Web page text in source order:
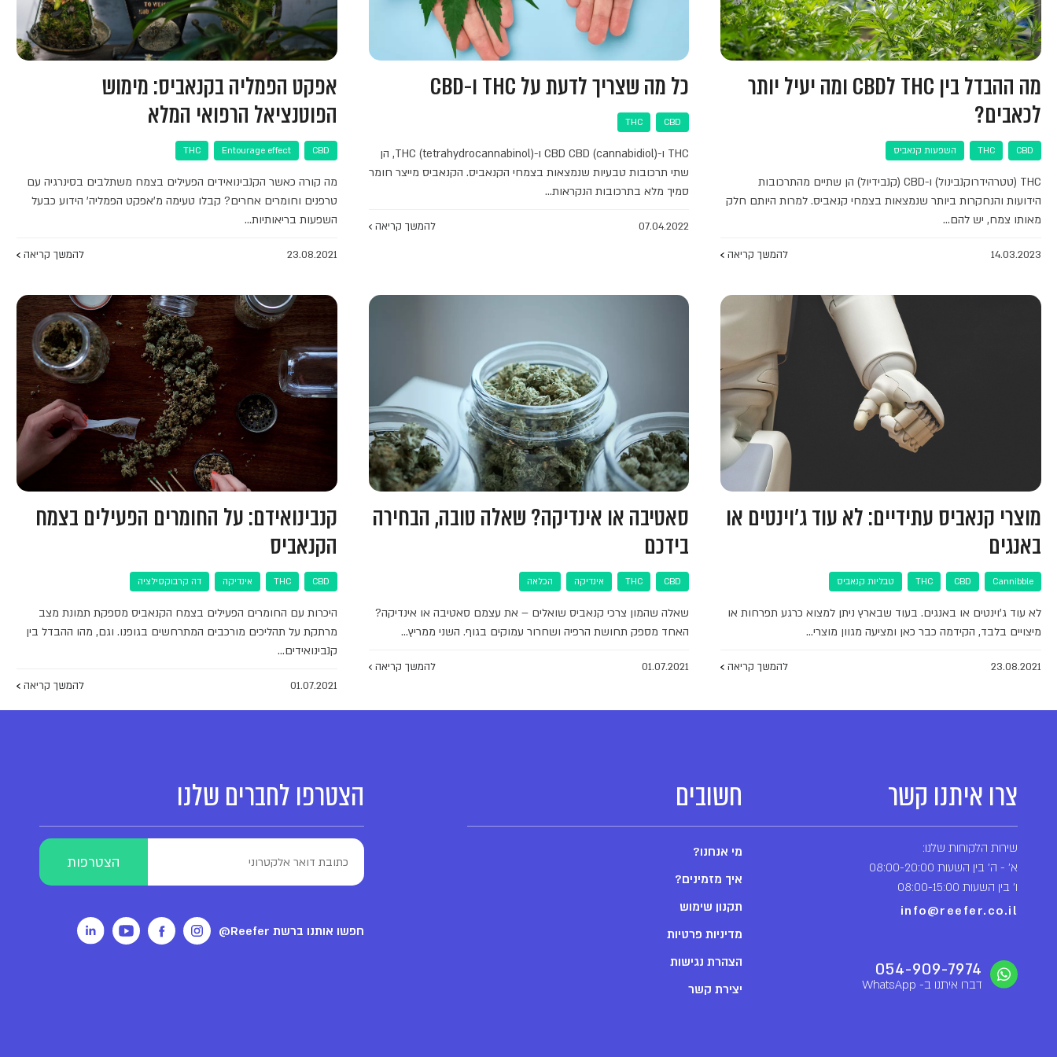
מה ההבדל בין THC לCBD ומה יעיל יותר
לכאבים?
CBD
THC השפעות קנאביס
THC (טטרהידרוקנבינול) ו-CBD (קנבידיול) הן שתיים מהתרכובות
הידועות והנחקרות ביותר שנמצאות בצמחי קנאביס. למרות היותם חלק
מאותו צמח, יש להם…
14.03.2023 להמשך קריאה
כל מה שצריך לדעת על THC ו-CBD
CBD
THC
THC ו-CBD CBD (cannabidiol) ו-THC (tetrahydrocannabinol), הן
שתי תרכובות טבעיות שנמצאות בצמחי הקנאביס. הקנאביס מייצר חומר
סמיך מלא בתרכובות הנקראות…
07.04.2022 להמשך קריאה
אפקט הפמליה בקנאביס: מימוש
הפוטנציאל הרפואי המלא
CBD
Entourage effect
THC
מה קורה כאשר הקנבינואידים הפעילים בצמח משתלבים בסינרגיה עם
טרפנים וחומרים אחרים? קבלו טעימה מ'אפקט הפמליה' הידוע כבעל
השפעות בריאותיות…
23.08.2021 להמשך קריאה
מוצרי קנאביס עתידיים: לא עוד ג'וינטים או
באנגים
Cannibble
CBD
THC טבליות קנאביס
לא עוד ג'וינטים או באנגים. בעוד שבארץ ניתן למצוא כרגע תפרחות או
מיצויים בלבד, הקידמה כבר כאן ומציעה מגוון מוצרי…
23.08.2021 להמשך קריאה
סאטיבה או אינדיקה? שאלה טובה, הבחירה
בידכם
CBD
THC אינדיקה הכלאה
שאלה שהמון צרכי קנאביס שואלים – את עצמם סאטיבה או אינדיקה?
האחד מספק תחושת הרפיה ושחרור עמוקים בגוף. השני ממריץ…
01.07.2021 להמשך קריאה
קנבינואידם: על החומרים הפעילים בצמח
הקנאביס
CBD
THC אינדיקה דה קרבוקסילציה
היכרות עם החומרים הפעילים בצמח הקנאביס מספקת תמונת מצב
מרתקת על תהליכים מורכבים המתרחשים בגופנו. וגם, מהו ההבדל בין
קנבינואידים…
01.07.2021 להמשך קריאה
צרו איתנו קשר
שירות הלקוחות שלנו:
א' - ה' בין השעות 08:00-20:00
ו' בין השעות 08:00-15:00
info@reefer.co.il
054-909-7974
דברו איתנו ב- WhatsApp
חשובים
מי אנחנו?
איך מזמינים?
תקנון שימוש
מדיניות פרטיות
הצהרת נגישות
יצירת קשר
הצטרפו לחברים שלנו
חפשו אותנו ברשת Reefer@